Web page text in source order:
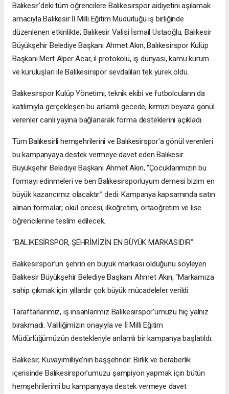
Balıkesir’deki tüm öğrencilere Balıkesirspor aidiyetini aşılamak
amacıyla Balıkesir İl Milli Eğitim Müdürlüğü iş birliğinde
düzenlenen etkinlikte; Balıkesir Valisi İsmail Ustaoğlu, Balıkesir
Büyükşehir Belediye Başkanı Ahmet Akın, Balıkesirspor Kulüp
Başkanı Mert Alper Acar, il protokolü, iş dünyası, kamu kurum
ve kuruluşları ile Balıkesirspor sevdalıları tek yürek oldu.
Balıkesirspor Kulüp Yönetimi, teknik ekibi ve futbolcuların da
katılımıyla gerçekleşen bu anlamlı gecede, kırmızı beyaza gönül
verenler canlı yayına bağlanarak forma desteklerini açıkladı.
Tüm Balıkesirli hemşehrilerini ve Balıkesirspor’a gönül verenleri
bu kampanyaya destek vermeye davet eden Balıkesir
Büyükşehir Belediye Başkanı Ahmet Akın, “Çocuklarımızın bu
formayı edinmeleri ve ben Balıkesirsporluyum demesi bizim en
büyük kazancımız olacaktır.” dedi. Kampanya kapsamında satın
alınan formalar; okul öncesi, ilköğretim, ortaöğretim ve lise
öğrencilerine teslim edilecek.
“BALIKESİRSPOR, ŞEHRİMİZİN EN BÜYÜK MARKASIDIR”
Balıkesirspor’un şehrin en büyük markası olduğunu söyleyen
Balıkesir Büyükşehir Belediye Başkanı Ahmet Akın, “Markamıza
sahip çıkmak için yıllardır çok büyük mücadeleler verildi.
Taraftarlarımız, iş insanlarımız Balıkesirspor’umuzu hiç yalnız
bırakmadı. Valiliğimizin onayıyla ve İl Milli Eğitim
Müdürlüğümüzün destekleriyle anlamlı bir kampanya başlatıldı.
Balıkesir, Kuvayımilliye’nin başşehridir. Birlik ve beraberlik
içerisinde Balıkesirspor’umuzu şampiyon yapmak için bütün
hemşehrilerimi bu kampanyaya destek vermeye davet